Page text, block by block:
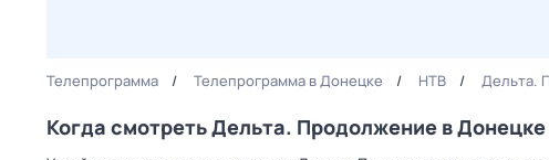
Телепрограмма Телепрограмма в Донецке НТВ Дельта.
Когда смотреть Дельта. Продолжение в Донецке